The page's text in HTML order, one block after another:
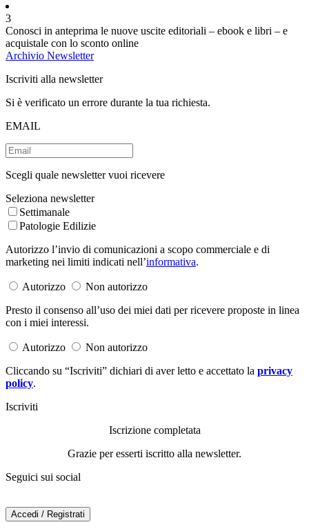
3
Conosci in anteprima le nuove uscite editoriali – ebook e libri – e
acquistale con lo sconto online
Archivio Newsletter
Iscriviti alla newsletter
Si è verificato un errore durante la tua richiesta.
EMAIL
Scegli quale newsletter vuoi ricevere
Seleziona newsletter
Settimanale
Patologie Edilizie
Autorizzo l’invio di comunicazioni a scopo commerciale e di
marketing nei limiti indicati nell’informativa.
Autorizzo
Non autorizzo
Presto il consenso all’uso dei miei dati per ricevere proposte in linea
con i miei interessi.
Autorizzo
Non autorizzo
Cliccando su “Iscriviti” dichiari di aver letto e accettato la privacy
policy.
Iscriviti
Iscrizione completata
Grazie per esserti iscritto alla newsletter.
Seguici sui social
Accedi / Registrati